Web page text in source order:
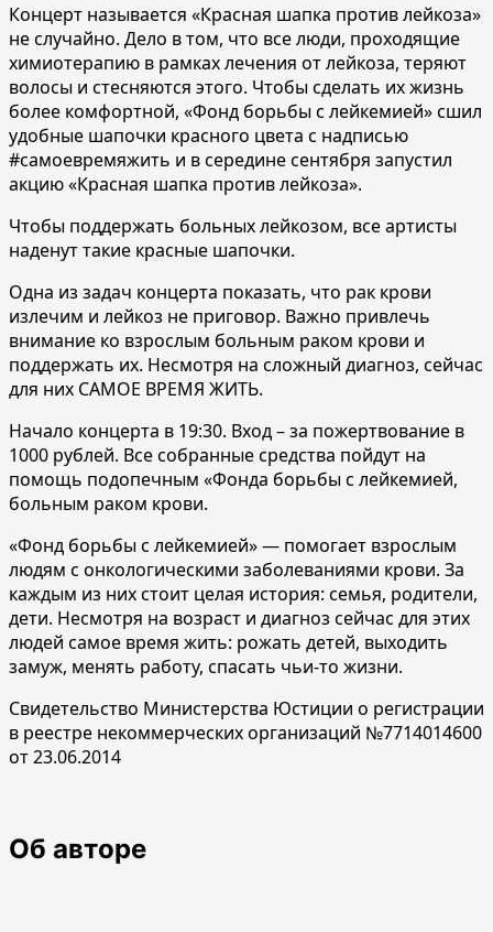
Концерт называется «Красная шапка против лейкоза»
не случайно. Дело в том, что все люди, проходящие
химиотерапию в рамках лечения от лейкоза, теряют
волосы и стесняются этого. Чтобы сделать их жизнь
более комфортной, «Фонд борьбы с лейкемией» сшил
удобные шапочки красного цвета с надписью
#cамоевремяжить и в середине сентября запустил
акцию «Красная шапка против лейкоза».
Чтобы поддержать больных лейкозом, все артисты
наденут такие красные шапочки.
Одна из задач концерта показать, что рак крови
излечим и лейкоз не приговор. Важно привлечь
внимание ко взрослым больным раком крови и
поддержать их. Несмотря на сложный диагноз, сейчас
для них САМОЕ ВРЕМЯ ЖИТЬ.
Начало концерта в 19:30. Вход – за пожертвование в
1000 рублей. Все собранные средства пойдут на
помощь подопечным «Фонда борьбы с лейкемией,
больным раком крови.
«Фонд борьбы с лейкемией» — помогает взрослым
людям с онкологическими заболеваниями крови. За
каждым из них стоит целая история: семья, родители,
дети. Несмотря на возраст и диагноз сейчас для этих
людей самое время жить: рожать детей, выходить
замуж, менять работу, спасать чьи-то жизни.
Свидетельство Министерства Юстиции о регистрации
в реестре некоммерческих организаций №7714014600
от 23.06.2014
Об авторе